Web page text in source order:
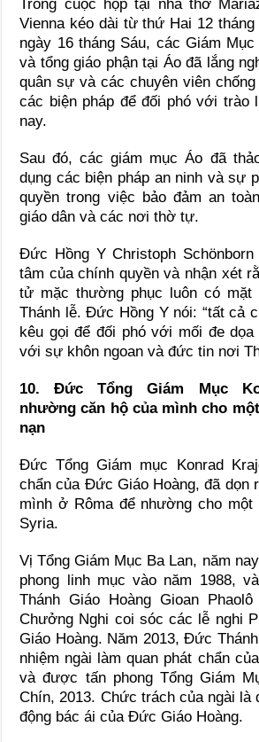
Trong cuộc họp tại nhà thờ
Vienna kéo dài từ thứ Hai 12
ngày 16 tháng Sáu, các Giám
và tổng giáo phận tại Áo đã lắng
quân sự và các chuyên viên
các biện pháp để đối phó với trào
nay.
Sau đó, các giám mục Áo đã
dụng các biện pháp an ninh và sự
quyền trong việc bảo đảm an
giáo dân và các nơi thờ tự.
Đức Hồng Y Christoph
tâm của chính quyền và nhận xét
tử mặc thường phục luôn có mặt
Thánh lễ. Đức Hồng Y nói: “tất cả
kêu gọi để đối phó với mối đe dọa
với sự khôn ngoan và đức tin nơi
10. Đức Tổng Giám Mục
nhường căn hộ của mình cho
nạn
Đức Tổng Giám mục Konrad
chẩn của Đức Giáo Hoàng, đã dọn
mình ở Rôma để nhường cho
Syria.
Vị Tổng Giám Mục Ba Lan, năm
phong linh mục vào năm 1988,
Thánh Giáo Hoàng Gioan
Chưởng Nghi coi sóc các lễ nghi
Giáo Hoàng. Năm 2013, Đức
nhiệm ngài làm quan phát chẩn
và được tấn phong Tổng Giám
Chín, 2013. Chức trách của ngài là
động bác ái của Đức Giáo Hoàng.